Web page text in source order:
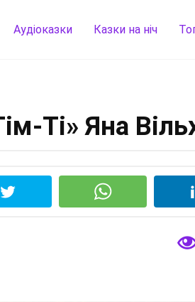
Аудіоказки Казки на ніч
Ті» Яна